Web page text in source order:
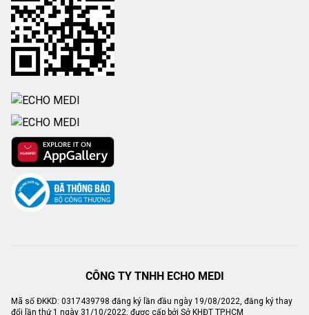
CÔNG TY TNHH ECHO MEDI
Mã số ĐKKD: 0317439798 đăng ký lần đầu ngày 19/08/2022, đăng ký thay
đổi lần thứ 1 ngày 31/10/2022, được cấp bởi Sở KHĐT TP.HCM